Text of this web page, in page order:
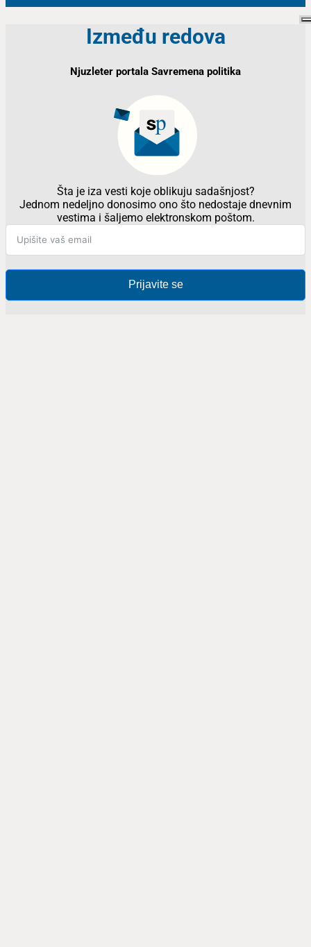
Između redova
Njuzleter portala Savremena politika
Šta je iza vesti koje oblikuju sadašnjost?
Jednom nedeljno donosimo ono što nedostaje dnevnim
vestima i šaljemo elektronskom poštom.
Prijavite se